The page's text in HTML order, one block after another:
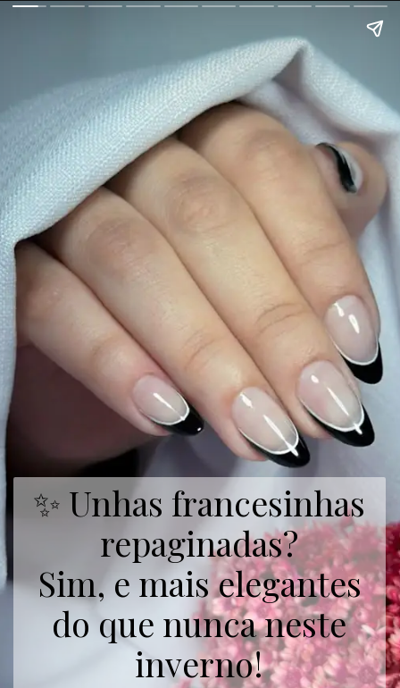
✨ Unhas francesinhas
repaginadas?
Sim, e mais elegantes
do que nunca neste
inverno!